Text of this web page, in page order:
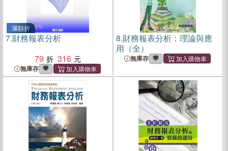
滿額折
7.財務報表分析
79
316
無庫存
8.財務報表分析：理論與應
用（全）
無庫存